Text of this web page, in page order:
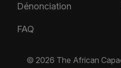
Dénonciation
FAQ
© 2026 The African